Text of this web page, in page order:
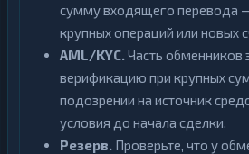
сумму входящего перевода
крупных операций или новых
AML/KYC.Часть обменников
верификацию при крупных
подозрении на источник
условия до начала сделки.
Резерв. Проверьте, что у